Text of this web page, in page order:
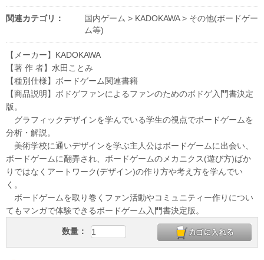
関連カテゴリ： 国内ゲーム > KADOKAWA> その他(ボードゲー
ム等)
【メーカー】KADOKAWA
【著 作 者】水田ことみ
【種別仕様】ボードゲーム関連書籍
【商品説明】ボドゲファンによるファンのためのボドゲ入門書決定
版。
グラフィックデザインを学んでいる学生の視点でボードゲームを
分析・解説。
美術学校に通いデザインを学ぶ主人公はボードゲームに出会い、
ボードゲームに翻弄され、ボードゲームのメカニクス(遊び方)ばか
りではなくアートワーク(デザイン)の作り方や考え方を学んでい
く。
ボードゲームを取り巻くファン活動やコミュニティー作りについ
てもマンガで体験できるボードゲーム入門書決定版。
数量：